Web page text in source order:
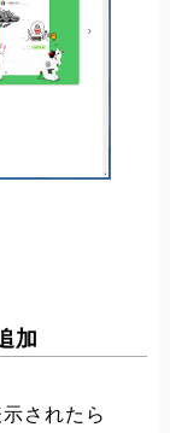
加
されたら